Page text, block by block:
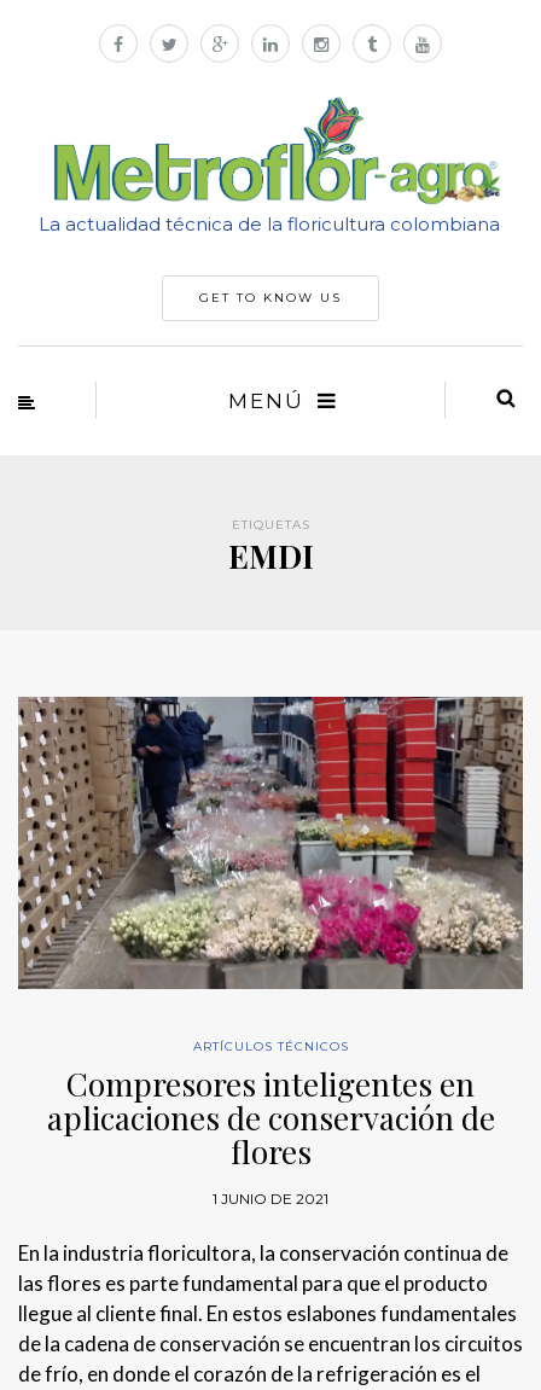
La actualidad técnica de la floricultura colombiana
GET TO KNOW US
MENÚ
ETIQUETAS
EMDI
ARTÍCULOS TÉCNICOS
Compresores inteligentes en
aplicaciones de conservación de
flores
1 JUNIO DE 2021
En la industria floricultora, la conservación continua de
las flores es parte fundamental para que el producto
llegue al cliente final. En estos eslabones fundamentales
de la cadena de conservación se encuentran los circuitos
de frío, en donde el corazón de la refrigeración es el